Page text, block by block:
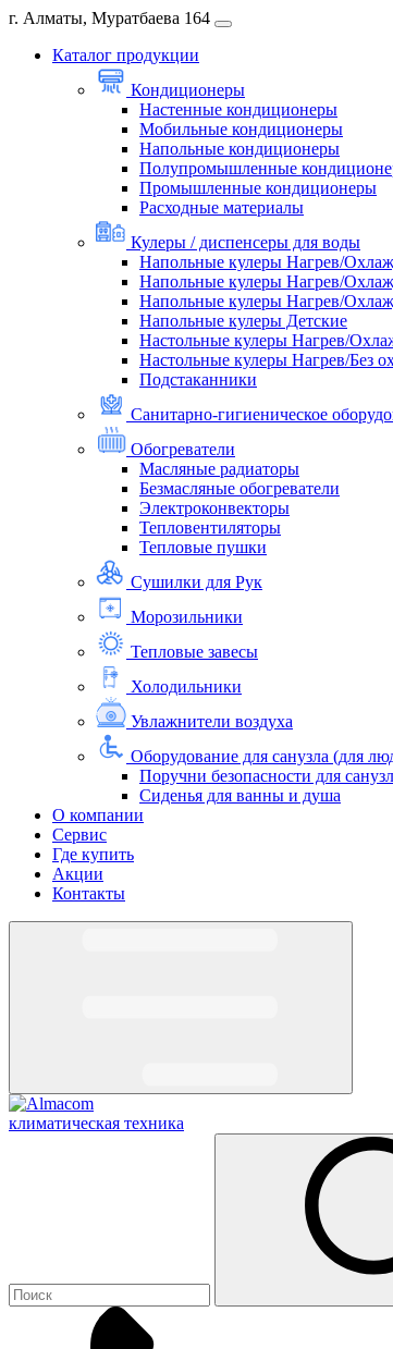
г. Алматы, Муратбаева 164
Каталог продукции
Кондиционеры
Настенные кондиционеры
Мобильные кондиционеры
Напольные кондиционеры
Полупромышленные
Промышленные кондиционеры
Расходные материалы
Кулеры / диспенсеры для воды
Напольные кулеры Нагрев/
Напольные кулеры Нагрев/
Напольные кулеры Нагрев/
Напольные кулеры Детские
Настольные кулеры Нагрев/
Настольные кулеры Нагрев/Без
Подстаканники
Санитарно-гигиеническое
Обогреватели
Масляные радиаторы
Безмасляные обогреватели
Электроконвекторы
Тепловентиляторы
Тепловые пушки
Сушилки для Рук
Морозильники
Тепловые завесы
Холодильники
Увлажнители воздуха
Оборудование для санузла (для
Поручни безопасности для
Сиденья для ванны и душа
О компании
Сервис
Где купить
Акции
Контакты
климатическая техника